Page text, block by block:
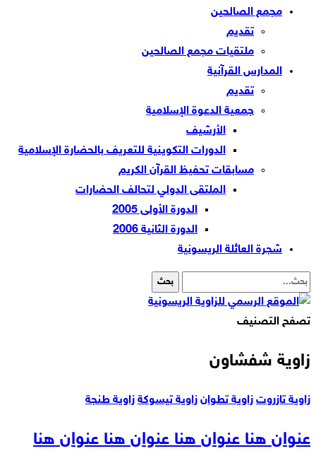
مجمع الصالحين
تقديم
ملتقيات مجمع الصالحين
المدارس القرآنية
تقديم
جمعية الدعوة الإسلامية
الأرشيف
الدورات التكوينية للتعريف بالحضارة الإسلامية
مسابقات تحفيظ القرآن الكريم
الملتقى الدولي لتحالف الحضارات
الدورة الأولى 2005
الدورة الثانية 2006
شجرة العائلة الريسونية
تصفح التصنيف
زاوية شفشاون
زاوية تازروت زاوية تطوان زاوية تيسوكة زاوية طنجة
عنوان هنا عنوان هنا عنوان هنا عنوان هنا